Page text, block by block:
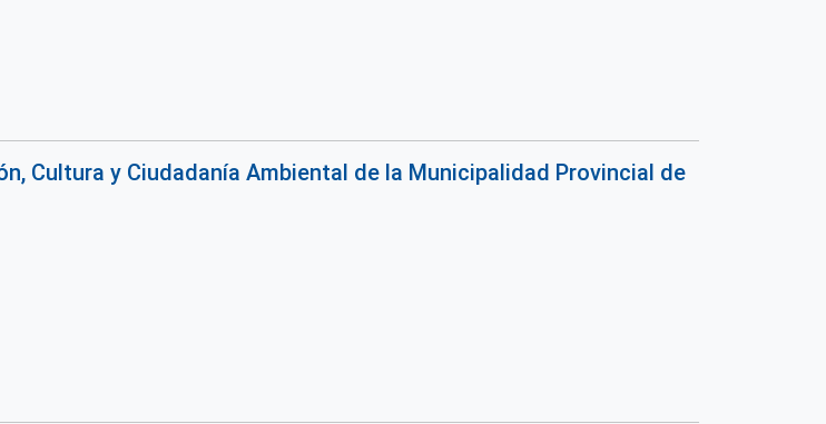
Cultura y Ciudadanía Ambiental de la Municipalidad Provincial de